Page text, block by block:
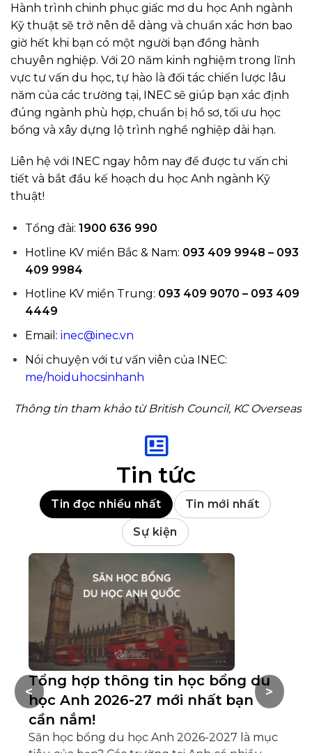
Hành trình chinh phục giấc mơ du học Anh ngành
Kỹ thuật sẽ trở nên dễ dàng và chuẩn xác hơn bao
giờ hết khi bạn có một người bạn đồng hành
chuyên nghiệp. Với 20 năm kinh nghiệm trong lĩnh
vực tư vấn du học, tự hào là đối tác chiến lược lâu
năm của các trường tại, INEC sẽ giúp bạn xác định
đúng ngành phù hợp, chuẩn bị hồ sơ, tối ưu học
bổng và xây dựng lộ trình nghề nghiệp dài hạn.
Liên hệ với INEC ngay hôm nay để được tư vấn chi
tiết và bắt đầu kế hoạch du học Anh ngành Kỹ
thuật!
Tổng đài: 1900 636 990
Hotline KV miền Bắc & Nam: 093 409 9948 – 093
409 9984
Hotline KV miền Trung: 093 409 9070 – 093 409
4449
Email: inec@inec.vn
Nói chuyện với tư vấn viên của INEC:
me/hoiduhocsinhanh
Thông tin tham khảo từ British Council, KC Overseas
Tin tức
Tin đọc nhiều nhất Tin mới nhất
Sự kiện
Tổng hợp thông tin học bổng du
học Anh 2026-27 mới nhất bạn
cần nắm!
Săn học bổng du học Anh 2026-2027 là mục
>
<